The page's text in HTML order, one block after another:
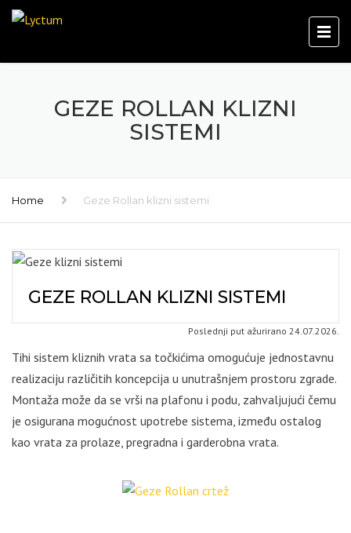
GEZE ROLLAN KLIZNI
SISTEMI
Home Geze Rollan klizni sistemi
GEZE ROLLAN KLIZNI SISTEMI
Poslednji put ažurirano 24.07.2026.
Tihi sistem kliznih vrata sa točkićima omogućuje jednostavnu
realizaciju različitih koncepcija u unutrašnjem prostoru zgrade.
Montaža može da se vrši na plafonu i podu, zahvaljujući čemu
je osigurana mogućnost upotrebe sistema, između ostalog
kao vrata za prolaze, pregradna i garderobna vrata.